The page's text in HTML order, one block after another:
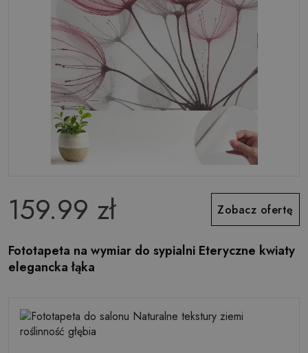
159.99 zł Zobacz ofertę
Fototapeta na wymiar do sypialni Eteryczne kwiaty
elegancka łąka